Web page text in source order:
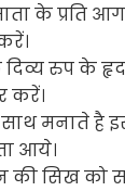
के प्रति
दिव्य रुप के
करें।
के साथ
आये।
की सिख